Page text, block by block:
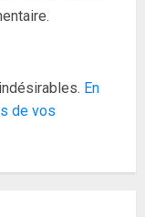
En
de vos
0
Sonko à
: Adji
défend la